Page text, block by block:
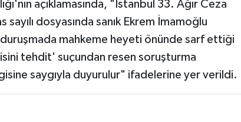
açıklamasında, "İstanbul 33. Ağır Ceza
dosyasında sanık Ekrem İmamoğlu
mahkeme heyeti önünde sarf ettiği
tehdit' suçundan resen soruşturma
saygıyla duyurulur" ifadelerine yer verildi.